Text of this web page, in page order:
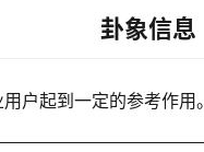
卦象信息
户起到一定的参考作用。